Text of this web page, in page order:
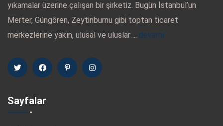
yıkamalar üzerine çalışan bir şirketiz. Bugün İstanbul’un
Merter, Güngören, Zeytinburnu gibi toptan ticaret
merkezlerine yakın, ulusal ve uluslar ... devamı
Sayfalar